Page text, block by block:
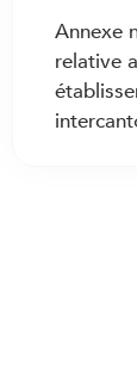
Annexe
relative